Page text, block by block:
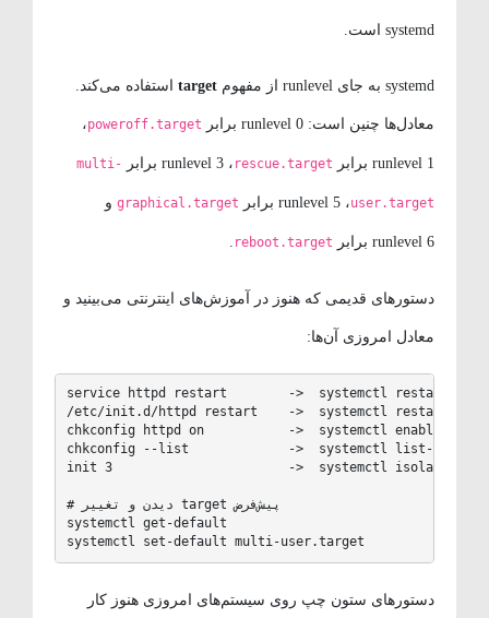
systemd است.
systemd به جای runlevel از مفهوم target استفاده می‌کند.
معادل‌ها چنین است: runlevel 0 برابر poweroff.target،
runlevel 1 برابر rescue.target ، runlevel 3 برابر multi-
user.target، runlevel 5 برابر graphical.target و
runlevel 6 برابر reboot.target
دستورهای قدیمی که هنوز در آموزش‌های اینترنتی می‌بینید و
معادل امروزی آن‌ها:
service httpd restart        ->  systemctl restart
/etc/init.d/httpd restart    ->  systemctl restart
chkconfig httpd on           ->  systemctl enable httpd
chkconfig --list             ->  systemctl list-unit-
init 3                       ->  systemctl isolate
# دیدن و تغییر target پیش‌فرض
systemctl get-default
systemctl set-default multi-user.target
دستورهای ستون چپ روی سیستم‌های امروزی هنوز کار